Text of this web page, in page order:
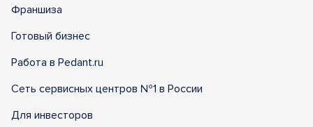
Франшиза
Готовый бизнес
Работа в Pedant.ru
Сеть сервисных центров №1 в России
Для инвесторов